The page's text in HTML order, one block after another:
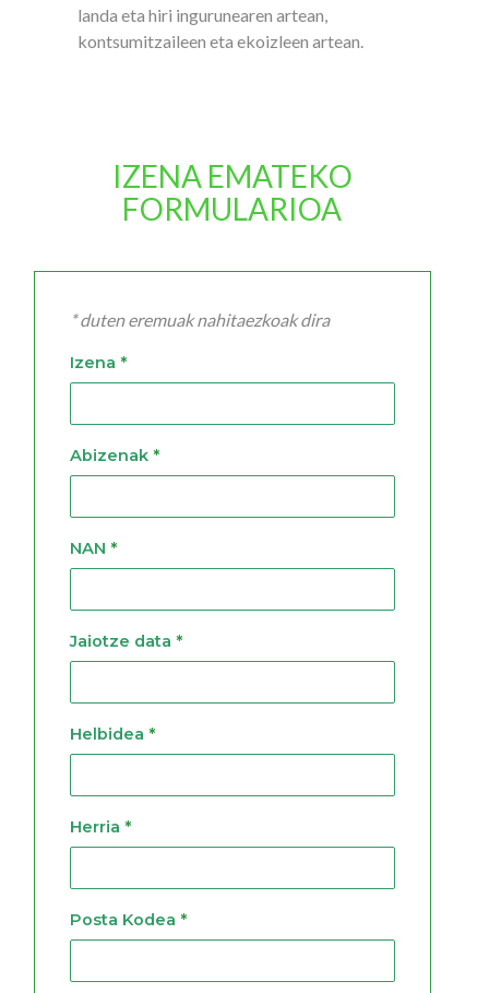
landa eta hiri ingurunearen artean,
kontsumitzaileen eta ekoizleen artean.
IZENA EMATEKO
FORMULARIOA
* duten eremuak nahitaezkoak dira
Izena *
Abizenak *
NAN *
Jaiotze data *
Helbidea *
Herria *
Posta Kodea *